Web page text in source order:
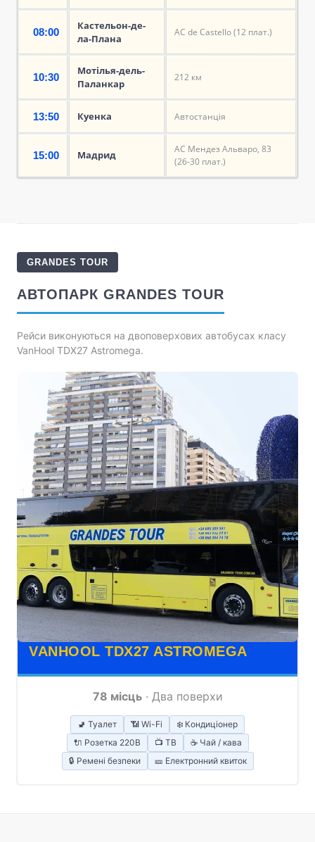
08:00
Кастельон-де-
ла-Плана
АС de Castello (12 плат.)
10:30
Мотілья-дель-
Паланкар
212 км
13:50 Куенка Автостанція
15:00 Мадрид
АС Мендез Альваро, 83
(26-30 плат.)
GRANDES TOUR
АВТОПАРК GRANDES TOUR
Рейси виконуються на двоповерхових автобусах класу
VanHool TDX27 Astromega.
VANHOOL TDX27 ASTROMEGA
78 місць· Два поверхи
🚽 Туалет 📶 Wi-Fi
❄️ Кондиціонер
🔌 Розетка 220В
📺 ТВ
☕ Чай / кава
🔒 Ремені безпеки
🎫 Електронний квиток